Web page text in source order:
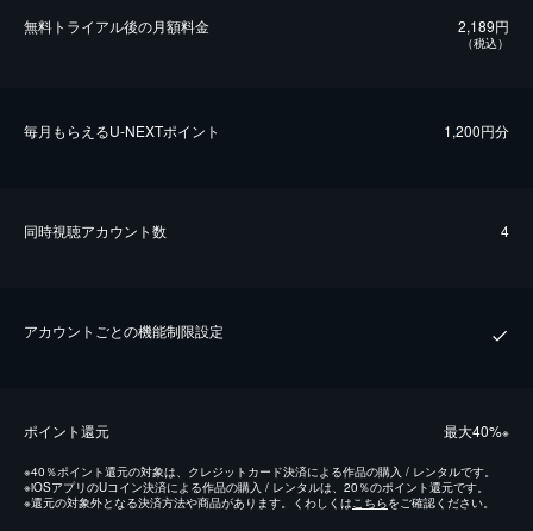
無料トライアル後の⽉額料金 2,189円
（税込）
毎⽉もらえるU-NEXTポイント 1,200円分
同時視聴アカウント数 4
アカウントごとの機能制限設定
ポイント還元 最⼤40%※
※40％ポイント還元の対象は、クレジットカード決済による作品の購入 / レンタルです。
※iOSアプリのUコイン決済による作品の購入 / レンタルは、20％のポイント還元です。
※還元の対象外となる決済方法や商品があります。くわしくはこちらをご確認ください。